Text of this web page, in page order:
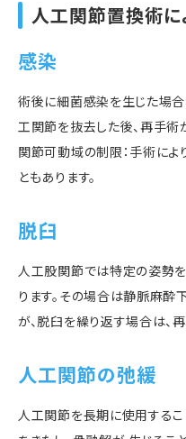
人工関節置換術に
感染
術後に細菌感染を生じた場
工関節を抜去した後、再手術
関節可動域の制限：手術によ
ともあります。
脱臼
人工股関節では特定の姿勢を
ります。その場合は静脈麻
が、脱臼を繰り返す場合は、
人工関節の弛緩
人工関節を長期に使用する